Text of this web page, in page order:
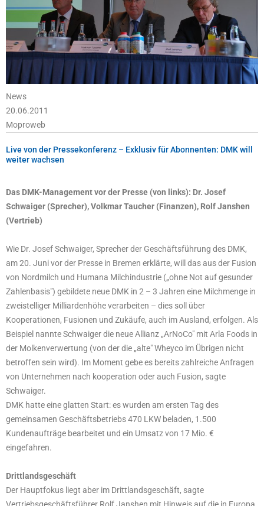
News
20.06.2011
Moproweb
Live von der Pressekonferenz – Exklusiv für Abonnenten: DMK will
weiter wachsen
Das DMK-Management vor der Presse (von links): Dr. Josef
Schwaiger (Sprecher), Volkmar Taucher (Finanzen), Rolf Janshen
(Vertrieb)
Wie Dr. Josef Schwaiger, Sprecher der Geschäftsführung des DMK,
am 20. Juni vor der Presse in Bremen erklärte, will das aus der Fusion
von Nordmilch und Humana Milchindustrie („ohne Not auf gesunder
Zahlenbasis") gebildete neue DMK in 2 – 3 Jahren eine Milchmenge in
zweistelliger Milliardenhöhe verarbeiten – dies soll über
Kooperationen, Fusionen und Zukäufe, auch im Ausland, erfolgen. Als
Beispiel nannte Schwaiger die neue Allianz „ArNoCo" mit Arla Foods in
der Molkenverwertung (von der die „alte" Wheyco im Übrigen nicht
betroffen sein wird). Im Moment gebe es bereits zahlreiche Anfragen
von Unternehmen nach kooperation oder auch Fusion, sagte
Schwaiger.
DMK hatte eine glatten Start: es wurden am ersten Tag des
gemeinsamen Geschäftsbetriebs 470 LKW beladen, 1.500
Kundenaufträge bearbeitet und ein Umsatz von 17 Mio. €
eingefahren.
Drittlandsgeschäft
Der Hauptfokus liegt aber im Drittlandsgeschäft, sagte